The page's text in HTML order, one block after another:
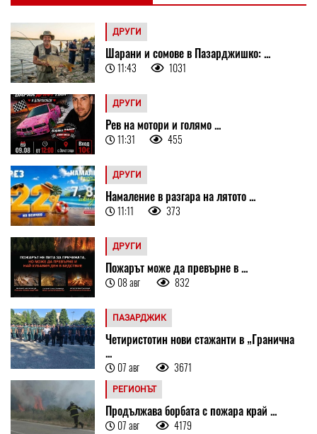
ДРУГИ
Шарани и сомове в Пазарджишко: ...
11:43 1031
ДРУГИ
Рев на мотори и голямо ...
11:31 455
ДРУГИ
Намаление в разгара на лятото ...
11:11 373
ДРУГИ
Пожарът може да превърне в ...
08 авг 832
ПАЗАРДЖИК
Четиристотин нови стажанти в „Гранична
...
07 авг 3671
РЕГИОНЪТ
Продължава борбата с пожара край ...
07 авг 4179